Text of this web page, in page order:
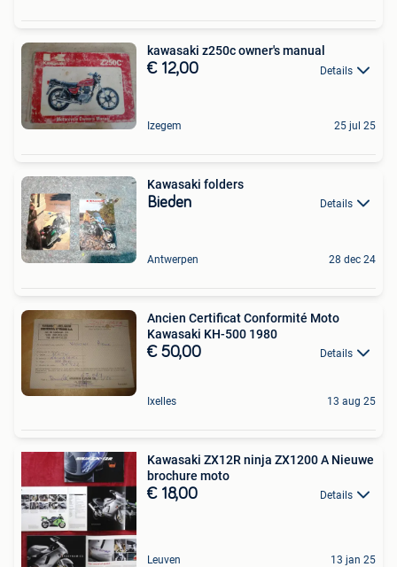
kawasaki z250c owner's manual
€ 12,00 Details
Izegem 25 jul 25
Kawasaki folders
Bieden Details
Antwerpen 28 dec 24
Ancien Certificat Conformité Moto
Kawasaki KH-500 1980
€ 50,00 Details
Ixelles 13 aug 25
Kawasaki ZX12R ninja ZX1200 A Nieuwe
brochure moto
€ 18,00 Details
Leuven 13 jan 25